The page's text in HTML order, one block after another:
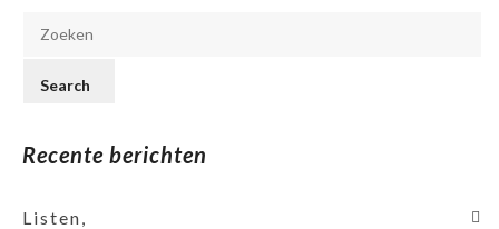
Recente berichten
Listen,